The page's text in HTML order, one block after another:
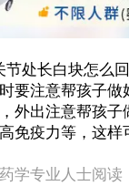
处长白块怎么回
要注意帮孩子做
外出注意帮孩子
免疫力等，这样
学专业人士阅读